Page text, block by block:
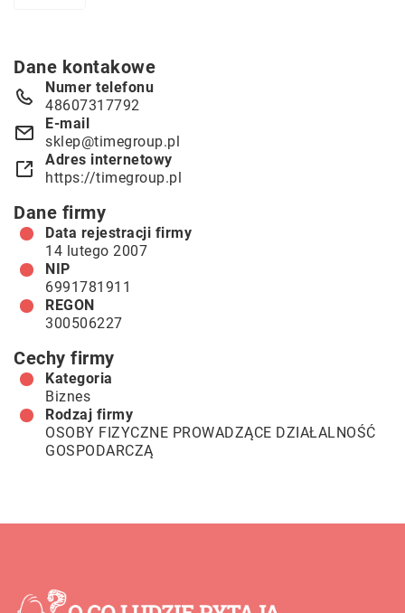
Dane kontakowe
Numer telefonu
48607317792
E-mail
sklep@timegroup.pl
Adres internetowy
https://timegroup.pl
Dane firmy
Data rejestracji firmy
14 lutego 2007
NIP
6991781911
REGON
300506227
Cechy firmy
Kategoria
Biznes
Rodzaj firmy
OSOBY FIZYCZNE PROWADZĄCE DZIAŁALNOŚĆ
GOSPODARCZĄ